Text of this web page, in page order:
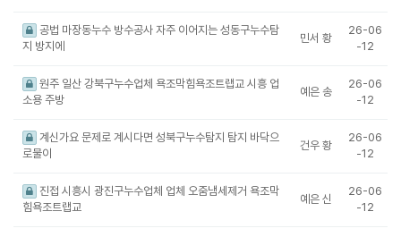
공법 마장동누수 방수공사 자주 이어지는 성동구누수탐
지 방지에
민서 황
26-06
-12
원주 일산 강북구누수업체 욕조막힘욕조트랩교 시흥 업
소용 주방
예은 송
26-06
-12
계신가요 문제로 계시다면 성북구누수탐지 탐지 바닥으
로물이
건우 황
26-06
-12
진접 시흥시 광진구누수업체 업체 오줌냄세제거 욕조막
힘욕조트랩교
예은 신
26-06
-12